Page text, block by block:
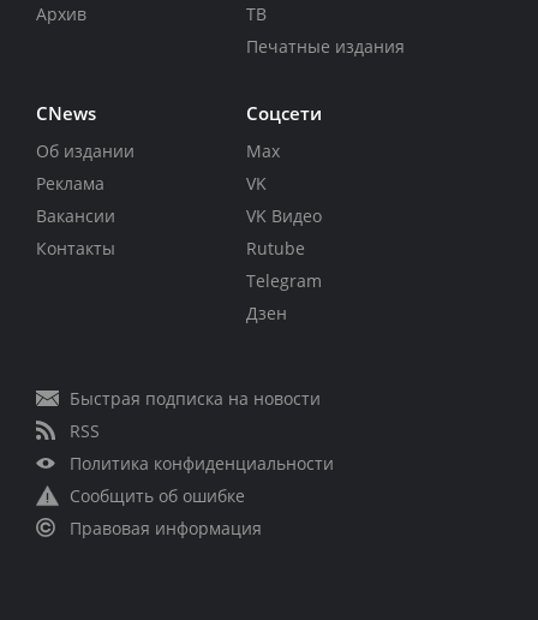
Архив
ТВ
Печатные издания
CNews
Об издании
Реклама
Вакансии
Контакты
Соцсети
Max
VK
VK Видео
Rutube
Telegram
Дзен
Быстрая подписка на новости
RSS
Политика конфиденциальности
Сообщить об ошибке
Правовая информация